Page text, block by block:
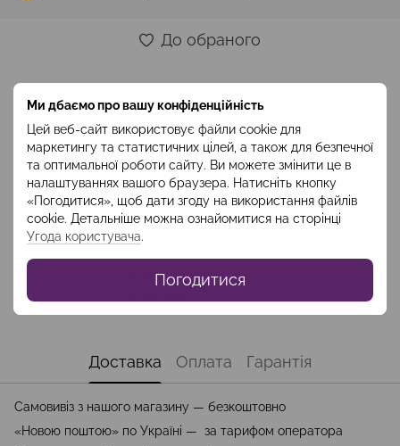
Ми дбаємо про вашу конфіденційність
Цей веб-сайт використовує файли cookie для
маркетингу та статистичних цілей, а також для безпечної
та оптимальної роботи сайту. Ви можете змінити це в
налаштуваннях вашого браузера. Натисніть кнопку
«Погодитися», щоб дати згоду на використання файлів
cookie. Детальніше можна ознайомитися на сторінці
Угода користувача.
Погодитися
До обраного
Опис
Склад: віскоза 100%
Довжина:110 см
Код: SUV2302
Характеристики
Weekend
Сезон
Весна-Літо
Доставка Оплата Гарантія
Самовивіз з нашого магазину — безкоштовно
«Новою поштою» по Україні — за тарифом оператора